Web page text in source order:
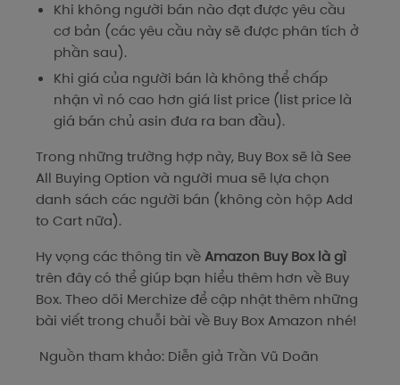
Khi không người bán nào đạt được yêu cầu
cơ bản (các yêu cầu này sẽ được phân tích ở
phần sau).
Khi giá của người bán là không thể chấp
nhận vì nó cao hơn giá list price (list price là
giá bán chủ asin đưa ra ban đầu).
Trong những trường hợp này, Buy Box sẽ là See
All Buying Option và người mua sẽ lựa chọn
danh sách các người bán (không còn hộp Add
to Cart nữa).
Hy vọng các thông tin vềAmazon Buy Box là gì
trên đây có thể giúp bạn hiểu thêm hơn về Buy
Box. Theo dõi Merchize để cập nhật thêm những
bài viết trong chuỗi bài về Buy Box Amazon nhé!
Nguồn tham khảo: Diễn giả Trần Vũ Doãn